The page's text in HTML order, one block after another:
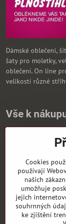
Dámské oblečení,
šaty pro moletky,
oblečení. On line
velikostí různé
Vše k
Zasíláme i na
Cookies
používají
našich
umožňuje
jejich
souhrnných
ke zjištění